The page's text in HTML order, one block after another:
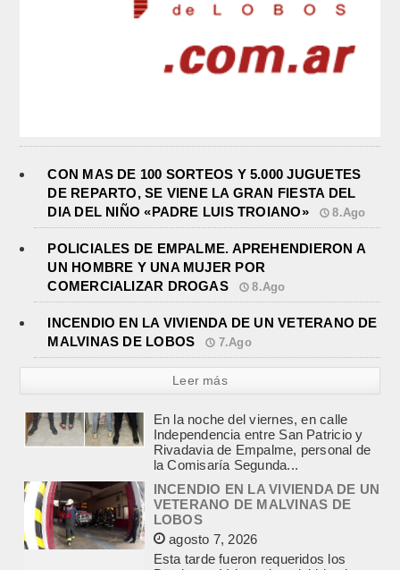
CON MAS DE 100 SORTEOS Y 5.000 JUGUETES
DE REPARTO, SE VIENE LA GRAN FIESTA DEL
DIA DEL NIÑO «PADRE LUIS TROIANO»
8.Ago
POLICIALES DE EMPALME. APREHENDIERON A
UN HOMBRE Y UNA MUJER POR
COMERCIALIZAR DROGAS
8.Ago
INCENDIO EN LA VIVIENDA DE UN VETERANO DE
MALVINAS DE LOBOS
7.Ago
Leer más
INCENDIO EN LA VIVIENDA DE UN
VETERANO DE MALVINAS DE
LOBOS
agosto 7, 2026
Esta tarde fueron requeridos los
Bomberos Voluntarios, debido al
incendio declarado en la vivienda de
calle Manuel Caminos 1.200,
propiedad...